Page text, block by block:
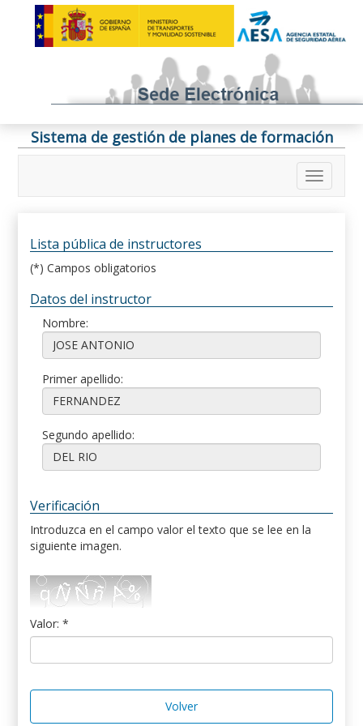
Sistema de gestión de planes de formación
Lista pública de instructores
(*) Campos obligatorios
Datos del instructor
Nombre:
Primer apellido:
Segundo apellido:
Verificación
Introduzca en el campo valor el texto que se lee en la
siguiente imagen.
Valor: *
Volver